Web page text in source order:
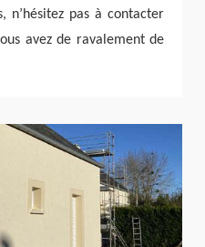
n’hésitez pas à contacter
avez de ravalement de